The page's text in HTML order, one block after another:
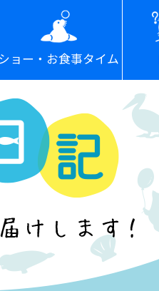
ショー・お食事タイム